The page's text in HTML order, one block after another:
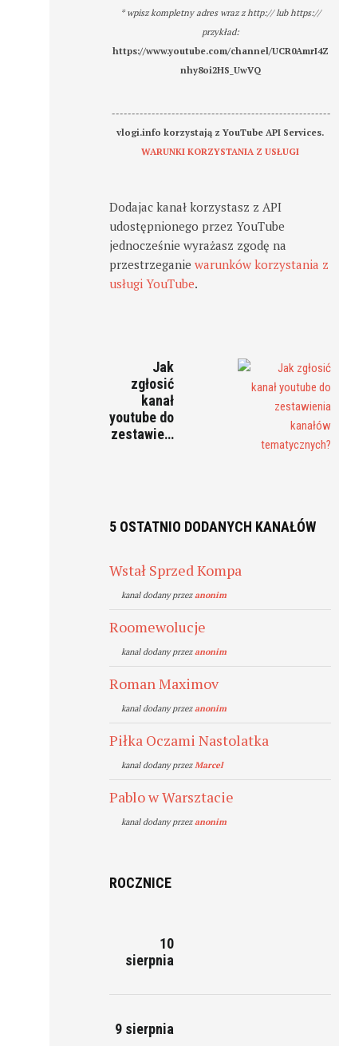
* wpisz kompletny adres wraz z http:// lub https://
przykład:
https://www.youtube.com/channel/UCR0AmrI4Z
nhy8oi2HS_UwVQ
-------------------------------------------------------
vlogi.info korzystają z YouTube API Services.
WARUNKI KORZYSTANIA Z USŁUGI
Dodajac kanał korzystasz z API
udostępnionego przez YouTube
jednocześnie wyrażasz zgodę na
przestrzeganiewarunków korzystania z
usługi YouTube.
Jak
zgłosić
kanał
youtube do
zestawie…
5 OSTATNIO DODANYCH KANAŁÓW
Wstał Sprzed Kompa
kanal dodany przezanonim
Roomewolucje
kanal dodany przezanonim
Roman Maximov
kanal dodany przezanonim
Piłka Oczami Nastolatka
kanal dodany przezMarcel
Pablo w Warsztacie
kanal dodany przezanonim
ROCZNICE
10
sierpnia
9 sierpnia